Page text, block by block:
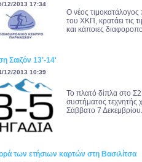
12/2013 17:34
Ο νέος
του ΧΚΠ, κρατάει τις
και κάποιες
Σαιζόν 13'-14'
12/2013 10:39
Το πλατό δίπλα στο Σ2
συστήματος τεχνητής
Σάββατο 7
των ετήσιων καρτών στη Βασιλίτσα